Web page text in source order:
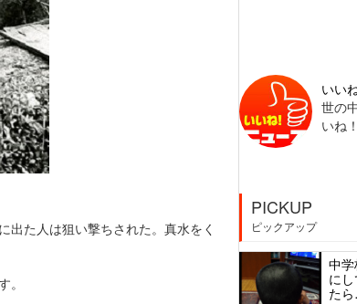
た人は狙い撃ちされた。真水をく
いい
世の
いね
PICKUP
ピックアップ
中
に
た